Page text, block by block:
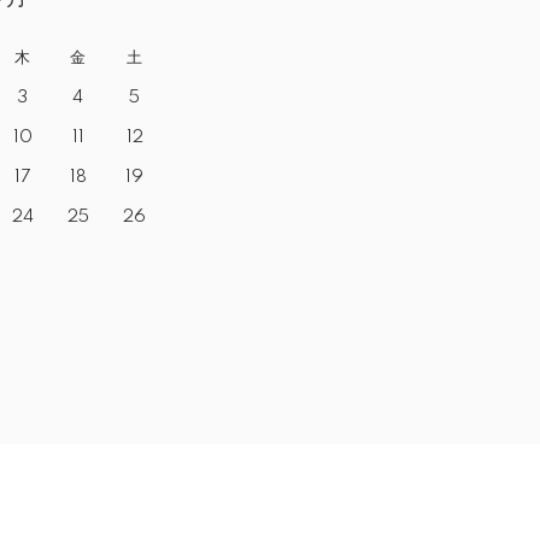
木 金 土
3 4 5
10 12
17 18 19
24 25 26